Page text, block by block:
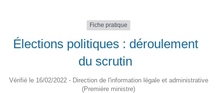
Fiche pratique
Élections politiques : déroulement
du scrutin
Vérifié le 16/02/2022 - Direction de l'information légale et administrative
(Première ministre)